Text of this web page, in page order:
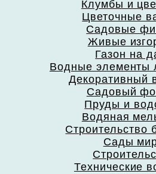
Клумбы и
Цветочные
Садовые
Живые
Газон на
Водные элементы
Декоративный
Садовый
Пруды и
Водяная
Строительство
Сады
Технические